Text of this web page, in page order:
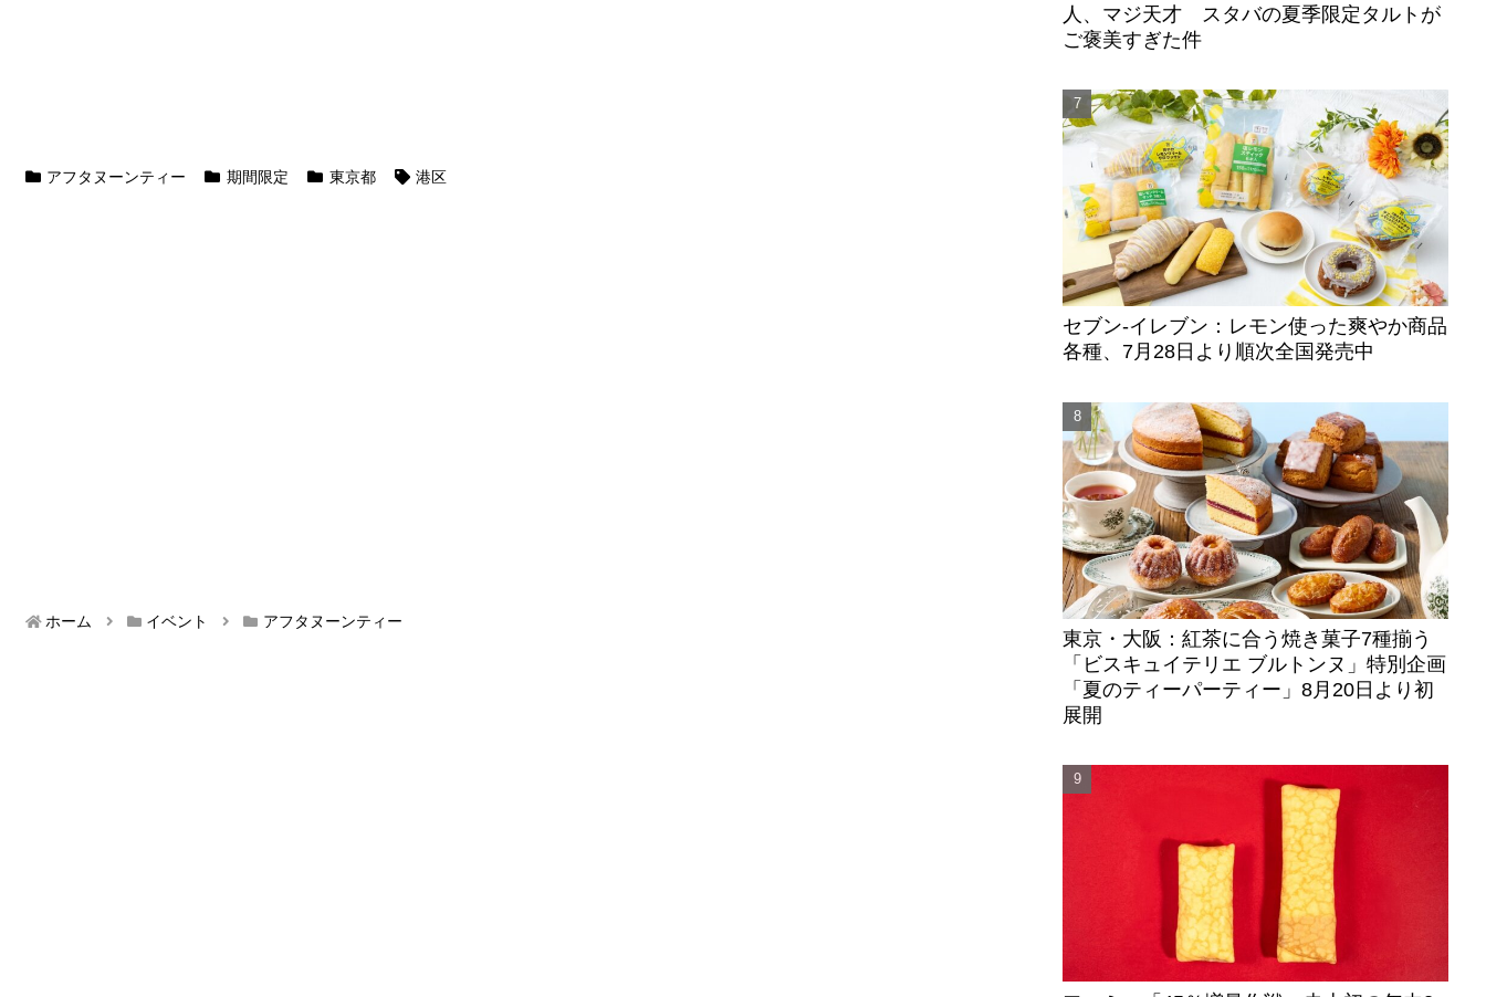
アフタヌーンティー 期間限定 東京都 港区
ホーム イベント アフタヌーンティー
人、マジ天才 スタバの夏季限定タルトが
ご褒美すぎた件
セブン‐イレブン：レモン使った爽やか商品
各種、7月28日より順次全国発売中
東京・大阪：紅茶に合う焼き菓子7種揃う
「ビスキュイテリエ ブルトンヌ」特別企画
「夏のティーパーティー」8月20日より初
展開